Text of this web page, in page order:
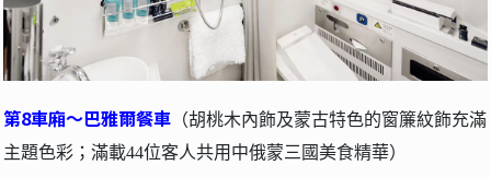
第8車廂～巴雅爾餐車（胡桃木內飾及蒙古特色的窗簾紋飾充滿
主題色彩；滿載44位客人共用中俄蒙三國美食精華）